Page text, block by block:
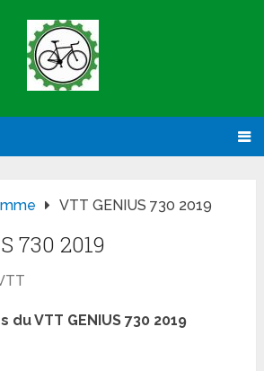
VTT GENIUS 730 2019
730 2019
VTT GENIUS 730 2019